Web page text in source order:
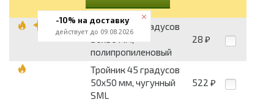
Тройник 45 градусов
50x50 мм,
полипропиленовый
28 ₽
Тройник 45 градусов
50x50 мм, чугунный
SML
522 ₽
-10% на доставку
действует до 09.08.2026